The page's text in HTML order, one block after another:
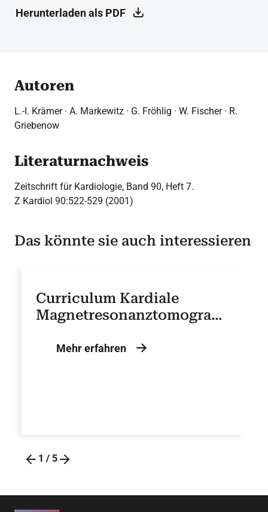
Herunterladen als PDF
Autoren
L.-I. Krämer · A. Markewitz · G. Fröhlig · W. Fischer · R.
Griebenow
Literaturnachweis
Zeitschrift für Kardiologie, Band 90, Heft 7.
Z Kardiol 90:522-529 (2001)
Das könnte sie auch interessieren
Curriculum Kardiale
Magnetresonanztomograph
Mehr erfahren
1 / 5